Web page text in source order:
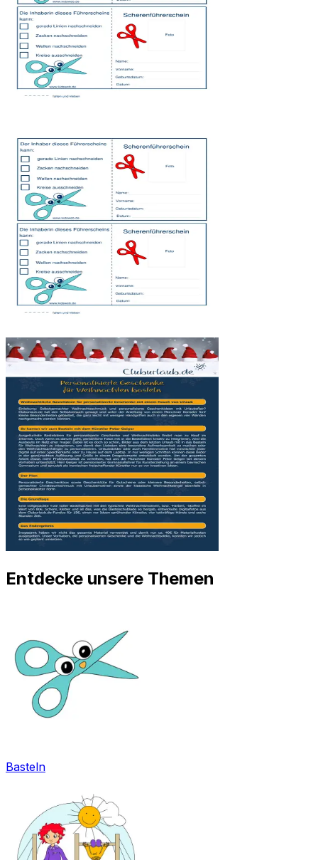
Entdecke unsere Themen
Basteln